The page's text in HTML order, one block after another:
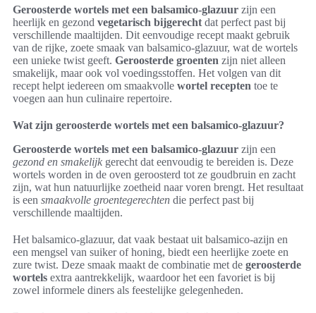
Geroosterde wortels met een balsamico-glazuur zijn een
heerlijk en gezond vegetarisch bijgerecht dat perfect past bij
verschillende maaltijden. Dit eenvoudige recept maakt gebruik
van de rijke, zoete smaak van balsamico-glazuur, wat de wortels
een unieke twist geeft. Geroosterde groenten zijn niet alleen
smakelijk, maar ook vol voedingsstoffen. Het volgen van dit
recept helpt iedereen om smaakvolle wortel recepten toe te
voegen aan hun culinaire repertoire.
Wat zijn geroosterde wortels met een balsamico-glazuur?
Geroosterde wortels met een balsamico-glazuur zijn een
gezond en smakelijk gerecht dat eenvoudig te bereiden is. Deze
wortels worden in de oven geroosterd tot ze goudbruin en zacht
zijn, wat hun natuurlijke zoetheid naar voren brengt. Het resultaat
is een smaakvolle groentegerechten die perfect past bij
verschillende maaltijden.
Het balsamico-glazuur, dat vaak bestaat uit balsamico-azijn en
een mengsel van suiker of honing, biedt een heerlijke zoete en
zure twist. Deze smaak maakt de combinatie met de geroosterde
wortels extra aantrekkelijk, waardoor het een favoriet is bij
zowel informele diners als feestelijke gelegenheden.